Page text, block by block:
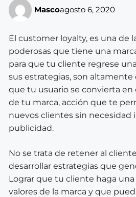
Mascoagosto 6, 2020
El customer loyalty, es una de
poderosas que tiene una
para que tu cliente regrese
sus estrategias, son altamente
que tu usuario se convierta en
de tu marca, acción que te
nuevos clientes sin necesidad
publicidad.
No se trata de retener al
desarrollar estrategias que
Lograr que tu cliente haga
valores de la marca y que